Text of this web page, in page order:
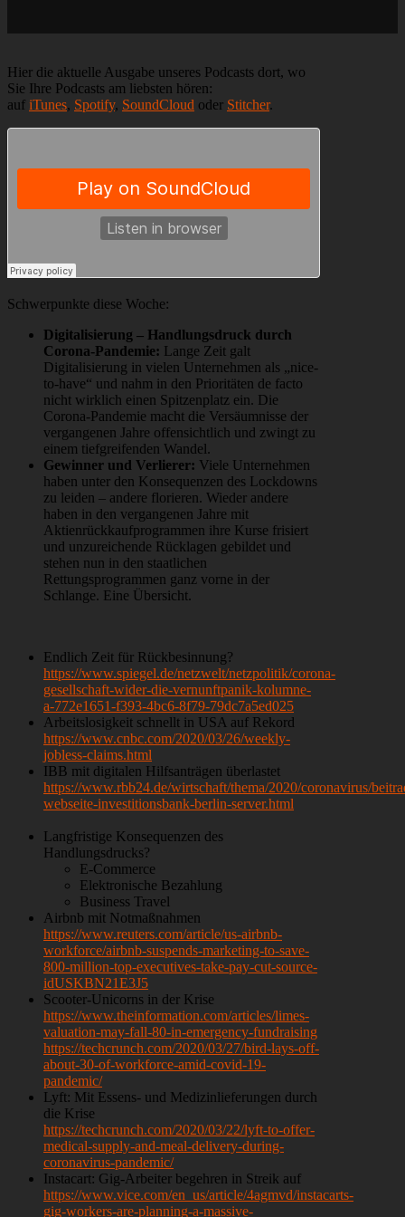
und
Rettung
&
Profiteure
Hier die aktuelle Ausgabe unseres Podcasts dort, wo
Sie Ihre Podcasts am liebsten hören:
auf iTunes, Spotify, SoundCloud oder Stitcher.
Schwerpunkte diese Woche:
Digitalisierung – Handlungsdruck durch
Corona-Pandemie: Lange Zeit galt
Digitalisierung in vielen Unternehmen als „nice-
to-have“ und nahm in den Prioritäten de facto
nicht wirklich einen Spitzenplatz ein. Die
Corona-Pandemie macht die Versäumnisse der
vergangenen Jahre offensichtlich und zwingt zu
einem tiefgreifenden Wandel.
Gewinner und Verlierer: Viele Unternehmen
haben unter den Konsequenzen des Lockdowns
zu leiden – andere florieren. Wieder andere
haben in den vergangenen Jahre mit
Aktienrückkaufprogrammen ihre Kurse frisiert
und unzureichende Rücklagen gebildet und
stehen nun in den staatlichen
Rettungsprogrammen ganz vorne in der
Schlange. Eine Übersicht.
Endlich Zeit für Rückbesinnung?
https://www.spiegel.de/netzwelt/netzpolitik/corona-
gesellschaft-wider-die-vernunftpanik-kolumne-
a-772e1651-f393-4bc6-8f79-79dc7a5ed025
Arbeitslosigkeit schnellt in USA auf Rekord
https://www.cnbc.com/2020/03/26/weekly-
jobless-claims.html
IBB mit digitalen Hilfsanträgen überlastet
https://www.rbb24.de/wirtschaft/thema/2020/coronavirus/
webseite-investitionsbank-berlin-server.html
Langfristige Konsequenzen des
Handlungsdrucks?
E-Commerce
Elektronische Bezahlung
Business Travel
Airbnb mit Notmaßnahmen
https://www.reuters.com/article/us-airbnb-
workforce/airbnb-suspends-marketing-to-save-
800-million-top-executives-take-pay-cut-source-
idUSKBN21E3J5
Scooter-Unicorns in der Krise
https://www.theinformation.com/articles/limes-
valuation-may-fall-80-in-emergency-fundraising
https://techcrunch.com/2020/03/27/bird-lays-off-
about-30-of-workforce-amid-covid-19-
pandemic/
Lyft: Mit Essens- und Medizinlieferungen durch
die Krise
https://techcrunch.com/2020/03/22/lyft-to-offer-
medical-supply-and-meal-delivery-during-
coronavirus-pandemic/
Instacart: Gig-Arbeiter begehren in Streik auf
https://www.vice.com/en_us/article/4agmvd/instacarts-
gig-workers-are-planning-a-massive-